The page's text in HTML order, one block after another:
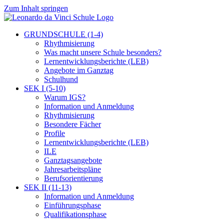
Zum Inhalt springen
GRUNDSCHULE (1-4)
Rhythmisierung
Was macht unsere Schule besonders?
Lernentwicklungsberichte (LEB)
Angebote im Ganztag
Schulhund
SEK I (5-10)
Warum IGS?
Information und Anmeldung
Rhythmisierung
Besondere Fächer
Profile
Lernentwicklungsberichte (LEB)
ILE
Ganztagsangebote
Jahresarbeitspläne
Berufsorientierung
SEK II (11-13)
Information und Anmeldung
Einführungsphase
Qualifikationsphase